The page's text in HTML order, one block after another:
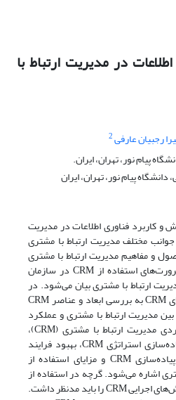
در مدیریت ارتباط با
رجبیان عارفی2
پیام نور، تهران، ایران.
پیام نور، تهران، ایران
کاربرد فناوری اطلاعات در مدیریت
جوانب مختلف مدیریت ارتباط با مشتری
و مفاهیم مدیریت ارتباط با مشتری
آشنا می‌شویم. سپس به ضرورت‌های استفاده از CRM در سازمان
ارتباط با مشتری بیان می‌شود. در
ادامه با بیان انواع سیستم‌های CRM به بررسی ابعاد و عناصر CRM
مدیریت ارتباط با مشتری و عملکرد
سازمانی؛ به ویژگی‌های کاربردی مدیریت ارتباط با مشتری (CRM)،
عوامل کلیدی موفقیت در پیاده‌سازی استراتژی CRM، بهبود فرایند
خدمت‌رسانی به مشتری با پیاده‌سازی CRM و مزایای استفاده از
اشاره می‌شود. گرچه در استفاده از
مدیریت ارتباط با مشتری، چالش‌های اجرایی CRM را باید مدنظر داشت.